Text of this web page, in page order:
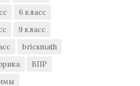
6 класс
9 класс
bricsmath
ВПР